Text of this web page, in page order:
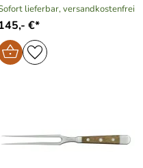
lieferbar, versandkostenfrei
€*